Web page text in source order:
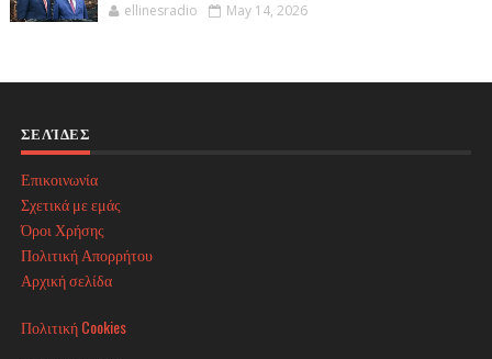
ellinesradio May 14, 2026
ΣΕΛΊΔΕΣ
Επικοινωνία
Σχετικά με εμάς
Όροι Χρήσης
Πολιτική Απορρήτου
Αρχική σελίδα
Πολιτική Cookies